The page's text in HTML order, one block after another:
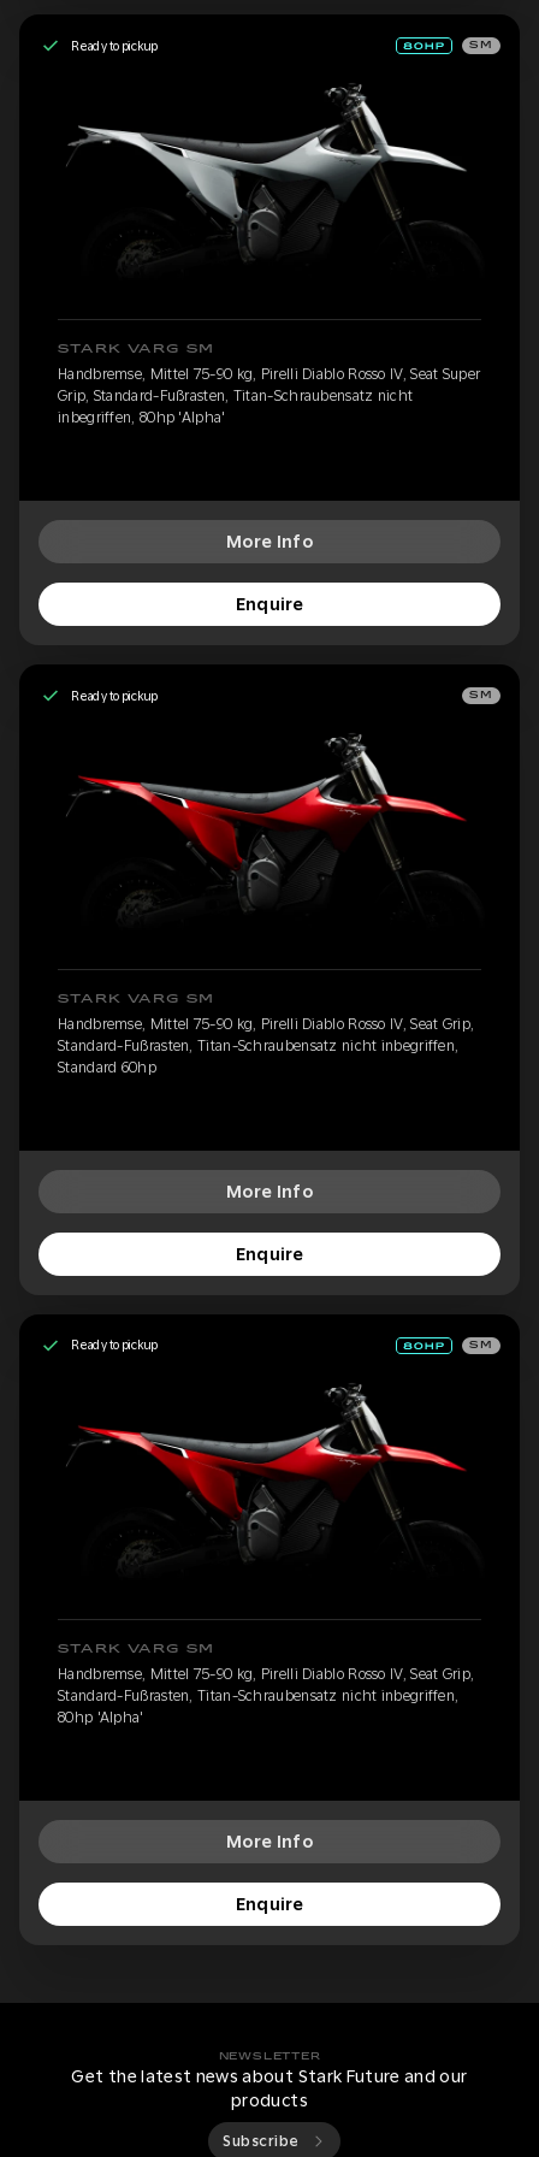
Ready to pickup SM
STARK VARG SM
Handbremse, Mittel 75-90 kg, Pirelli Diablo Rosso IV, Seat Super
Grip, Standard-Fußrasten, Titan-Schraubensatz nicht
inbegriffen, 80hp 'Alpha'
More Info
Enquire
Ready to pickup SM
STARK VARG SM
Handbremse, Mittel 75-90 kg, Pirelli Diablo Rosso IV, Seat Grip,
Standard-Fußrasten, Titan-Schraubensatz nicht inbegriffen,
Standard 60hp
More Info
Enquire
Ready to pickup SM
STARK VARG SM
Handbremse, Mittel 75-90 kg, Pirelli Diablo Rosso IV, Seat Grip,
Standard-Fußrasten, Titan-Schraubensatz nicht inbegriffen,
80hp 'Alpha'
More Info
Enquire
NEWSLETTER
Get the latest news about Stark Future and our
products
Subscribe